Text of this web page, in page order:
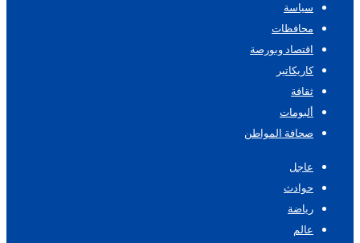
سياسة
محافظات
اقتصاد وبورصة
كاريكاتير
ثقافة
ألبومات
صحافة المواطن
عاجل
حوادث
رياضة
عالم